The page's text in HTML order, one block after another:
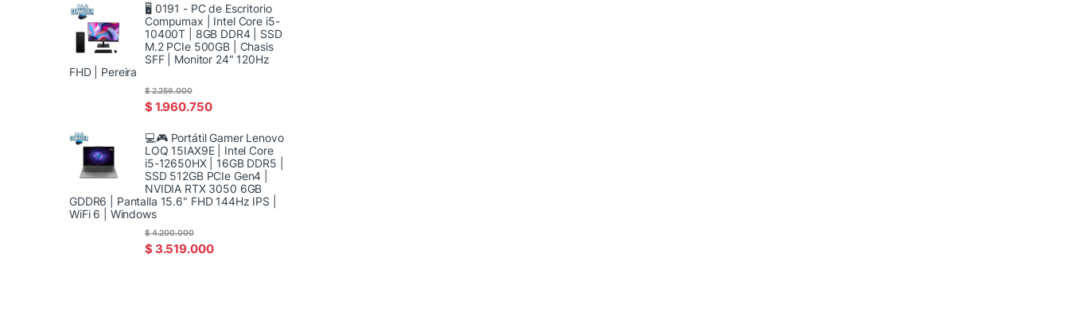
🖥️ 0191 - PC de Escritorio
Compumax | Intel Core i5-
10400T | 8GB DDR4 | SSD
M.2 PCIe 500GB | Chasis
SFF | Monitor 24" 120Hz
FHD | Pereira
$1.960.750
$2.256.000
💻🎮 Portátil Gamer Lenovo
LOQ 15IAX9E | Intel Core
i5-12650HX | 16GB DDR5 |
SSD 512GB PCIe Gen4 |
NVIDIA RTX 3050 6GB
GDDR6 | Pantalla 15.6" FHD 144Hz IPS |
WiFi 6 | Windows
$3.519.000
$4.200.000